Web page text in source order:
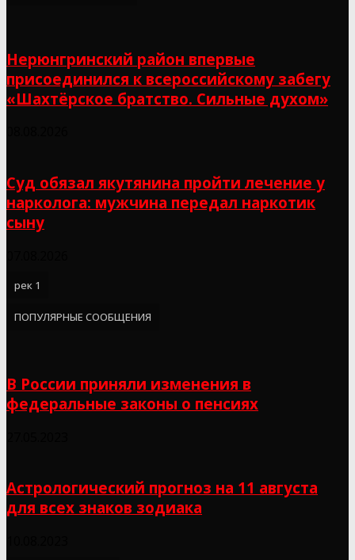
Нерюнгринский район впервые
присоединился к всероссийскому забегу
«Шахтёрское братство. Сильные духом»
Суд обязал якутянина пройти лечение у
нарколога: мужчина передал наркотик
сыну
рек 1
ПОПУЛЯРНЫЕ СООБЩЕНИЯ
В России приняли изменения в
федеральные законы о пенсиях
Астрологический прогноз на 11 августа
для всех знаков зодиака